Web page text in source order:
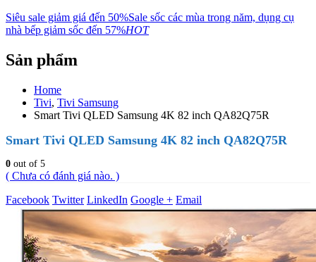
Siêu sale giảm giá đến 50%Sale sốc các mùa trong năm, dụng cụ
nhà bếp giảm sốc đến 57%HOT
Sản phẩm
Home
Tivi, Tivi Samsung
Smart Tivi QLED Samsung 4K 82 inch QA82Q75R
Smart Tivi QLED Samsung 4K 82 inch QA82Q75R
0 out of 5
( Chưa có đánh giá nào. )
Facebook Twitter LinkedIn Google + Email